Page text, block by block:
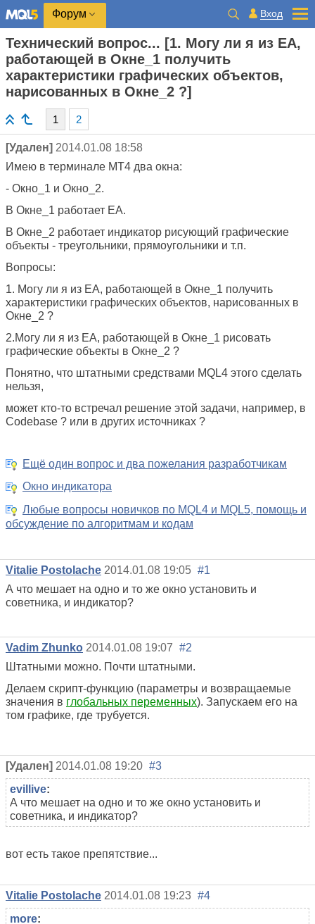
Форум Вход
Технический вопрос... [1. Могу ли я из ЕА,
работающей в Окне_1 получить
характеристики графических объектов,
нарисованных в Окне_2 ?]
1 2
[Удален] 2014.01.08 18:58
Имею в терминале МТ4 два окна:
- Окно_1 и Окно_2.
В Окне_1 работает ЕА.
В Окне_2 работает индикатор рисующий графические
объекты - треугольники, прямоугольники и т.п.
Вопросы:
1. Могу ли я из ЕА, работающей в Окне_1 получить
характеристики графических объектов, нарисованных в
Окне_2 ?
2.Могу ли я из ЕА, работающей в Окне_1 рисовать
графические объекты в Окне_2 ?
Понятно, что штатными средствами MQL4 этого сделать
нельзя,
может кто-то встречал решение этой задачи, например, в
Codebase ? или в других источниках ?
Ещё один вопрос и два пожелания разработчикам
Окно индикатора
Любые вопросы новичков по MQL4 и MQL5, помощь и
обсуждение по алгоритмам и кодам
Vitalie Postolache 2014.01.08 19:05 #1
А что мешает на одно и то же окно установить и
советника, и индикатор?
Vadim Zhunko 2014.01.08 19:07 #2
Штатными можно. Почти штатными.
Делаем скрипт-функцию (параметры и возвращаемые
значения в глобальных переменных). Запускаем его на
том графике, где трубуется.
[Удален] 2014.01.08 19:20 #3
evillive:
А что мешает на одно и то же окно установить и
советника, и индикатор?
вот есть такое препятствие...
Vitalie Postolache 2014.01.08 19:23 #4
more: